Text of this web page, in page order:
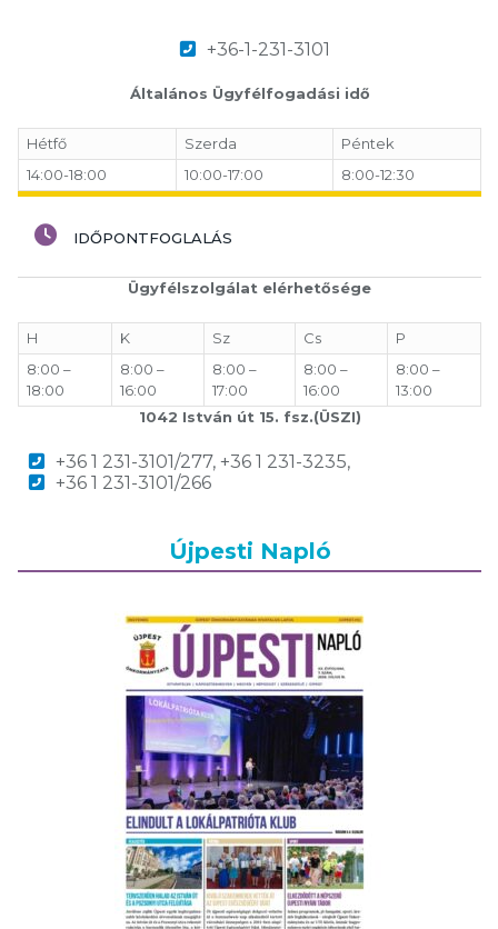
+36-1-231-3101
Általános Ügyfélfogadási idő
Hétfő Szerda
Péntek
14:00-18:00
10:00-17:00 8:00-12:30
IDŐPONTFOGLALÁS
Ügyfélszolgálat elérhetősége
H K Sz Cs
P
8:00 –
18:00
8:00 –
16:00
8:00 –
17:00
8:00 –
16:00
8:00 –
13:00
1042 István út 15. fsz.(ÜSZI)
+36 1 231-3101/277, +36 1 231-3235,
+36 1 231-3101/266
Újpesti Napló